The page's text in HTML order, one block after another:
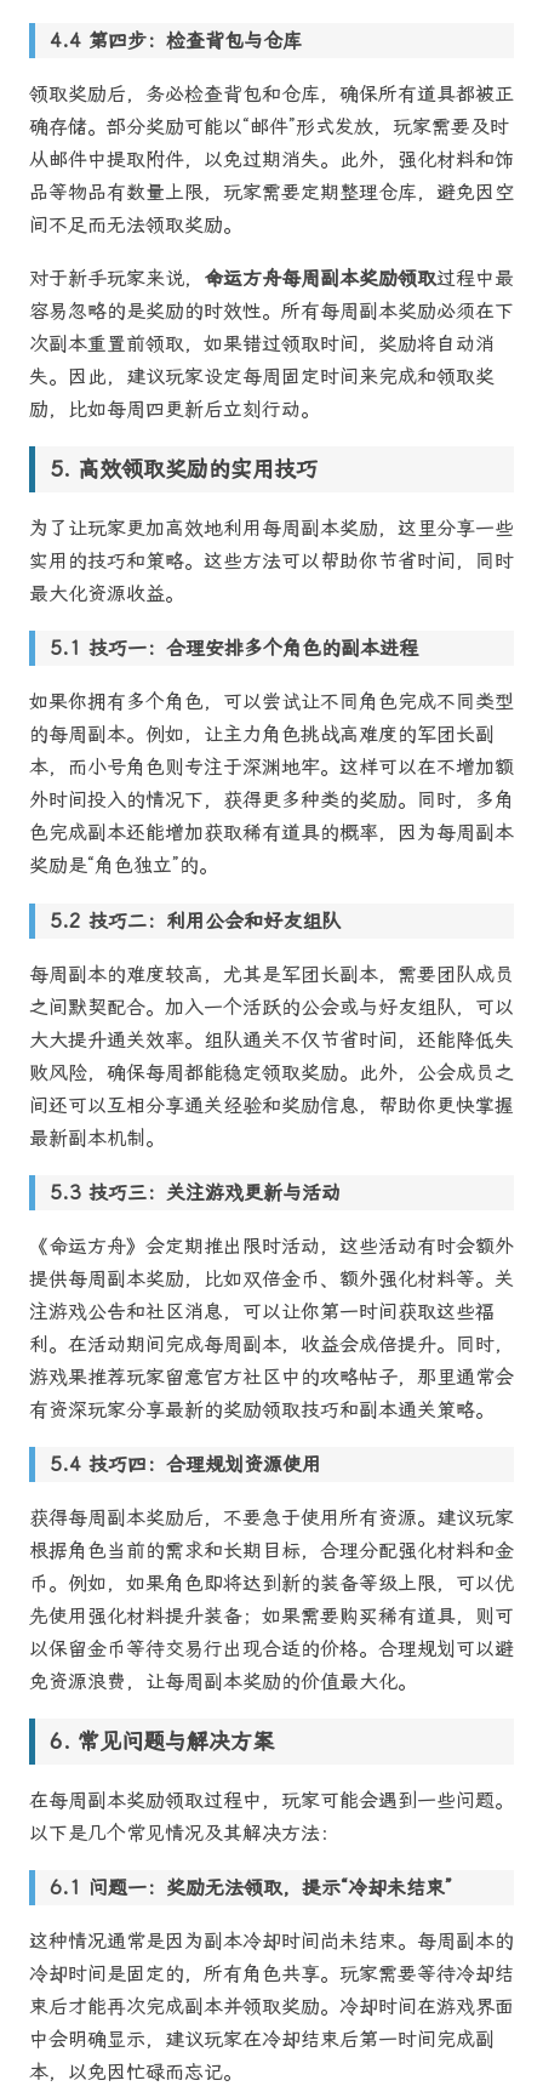
第四步：检查背包与仓库
领取奖励后，务必检查背包和仓库，确保所有道具都被正
确存储。部分奖励可能以“邮件”形式发放，玩家需要及时
从邮件中提取附件，以免过期消失。此外，强化材料和饰
品等物品有数量上限，玩家需要定期整理仓库，避免因空
间不足而无法领取奖励。
对于新手玩家来说， 命运方舟每周副本奖励领取过程中最
容易忽略的是奖励的时效性。所有每周副本奖励必须在下
次副本重置前领取，如果错过领取时间，奖励将自动消
失。因此，建议玩家设定每周固定时间来完成和领取奖
励，比如每周四更新后立刻行动。
高效领取奖励的实用技巧
为了让玩家更加高效地利用每周副本奖励，这里分享一些
实用的技巧和策略。这些方法可以帮助你节省时间，同时
最大化资源收益。
技巧一：合理安排多个角色的副本进程
如果你拥有多个角色，可以尝试让不同角色完成不同类型
的每周副本。例如，让主力角色挑战高难度的军团长副
本，而小号角色则专注于深渊地牢。这样可以在不增加额
外时间投入的情况下，获得更多种类的奖励。同时，多角
色完成副本还能增加获取稀有道具的概率，因为每周副本
奖励是“角色独立”的。
技巧二：利用公会和好友组队
每周副本的难度较高，尤其是军团长副本，需要团队成员
之间默契配合。加入一个活跃的公会或与好友组队，可以
大大提升通关效率。组队通关不仅节省时间，还能降低失
败风险，确保每周都能稳定领取奖励。此外，公会成员之
间还可以互相分享通关经验和奖励信息，帮助你更快掌握
最新副本机制。
技巧三：关注游戏更新与活动
《命运方舟》会定期推出限时活动，这些活动有时会额外
提供每周副本奖励，比如双倍金币、额外强化材料等。关
注游戏公告和社区消息，可以让你第一时间获取这些福
利。在活动期间完成每周副本，收益会成倍提升。同时，
游戏果推荐玩家留意官方社区中的攻略帖子，那里通常会
有资深玩家分享最新的奖励领取技巧和副本通关策略。
技巧四：合理规划资源使用
获得每周副本奖励后，不要急于使用所有资源。建议玩家
根据角色当前的需求和长期目标，合理分配强化材料和金
币。例如，如果角色即将达到新的装备等级上限，可以优
先使用强化材料提升装备；如果需要购买稀有道具，则可
以保留金币等待交易行出现合适的价格。合理规划可以避
免资源浪费，让每周副本奖励的价值最大化。
常见问题与解决方案
在每周副本奖励领取过程中，玩家可能会遇到一些问题。
以下是几个常见情况及其解决方法：
问题一：奖励无法领取，提示“冷却未结束”
这种情况通常是因为副本冷却时间尚未结束。每周副本的
冷却时间是固定的，所有角色共享。玩家需要等待冷却结
束后才能再次完成副本并领取奖励。冷却时间在游戏界面
中会明确显示，建议玩家在冷却结束后第一时间完成副
本，以免因忙碌而忘记。